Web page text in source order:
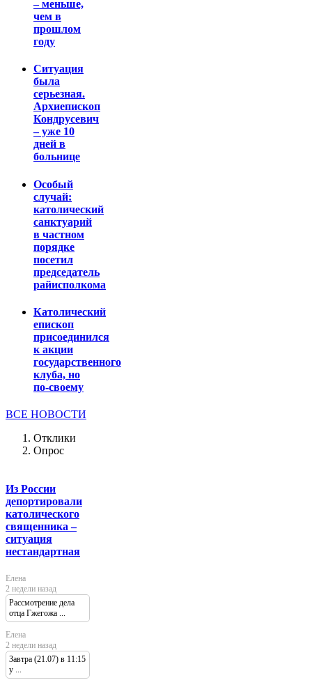
– меньше,
чем в
прошлом
году
Ситуация
была
серьезная.
Архиепископ
Кондрусевич
– уже 10
дней в
больнице
Особый
случай:
католический
санктуарий
в частном
порядке
посетил
председатель
райисполкома
Католический
епископ
присоединился
к акции
государственного
клуба, но
по-своему
ВСЕ НОВОСТИ
Отклики
Опрос
Из России
депортировали
католического
священника –
ситуация
нестандартная
Елена
2 недели назад
Рассмотрение дела
отца Гжегожа ...
Елена
2 недели назад
Завтра (21.07) в 11:15
у ...